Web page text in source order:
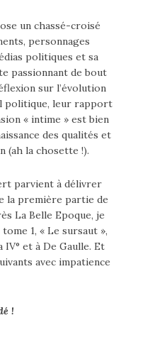
un chassé-croisé
personnages
politiques et sa
passionnant de bout
sur l’évolution
politique, leur rapport
« intime » est bien
des qualités et
(ah la chosette !).
parvient à délivrer
la première partie de
La Belle Epoque, je
1, « Le sursaut »,
IV° et à De Gaulle. Et
avec impatience
!